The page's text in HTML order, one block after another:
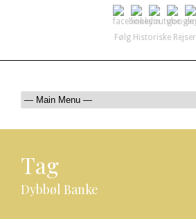
Følg Historiske Rejser
Tag
Dybbøl Banke